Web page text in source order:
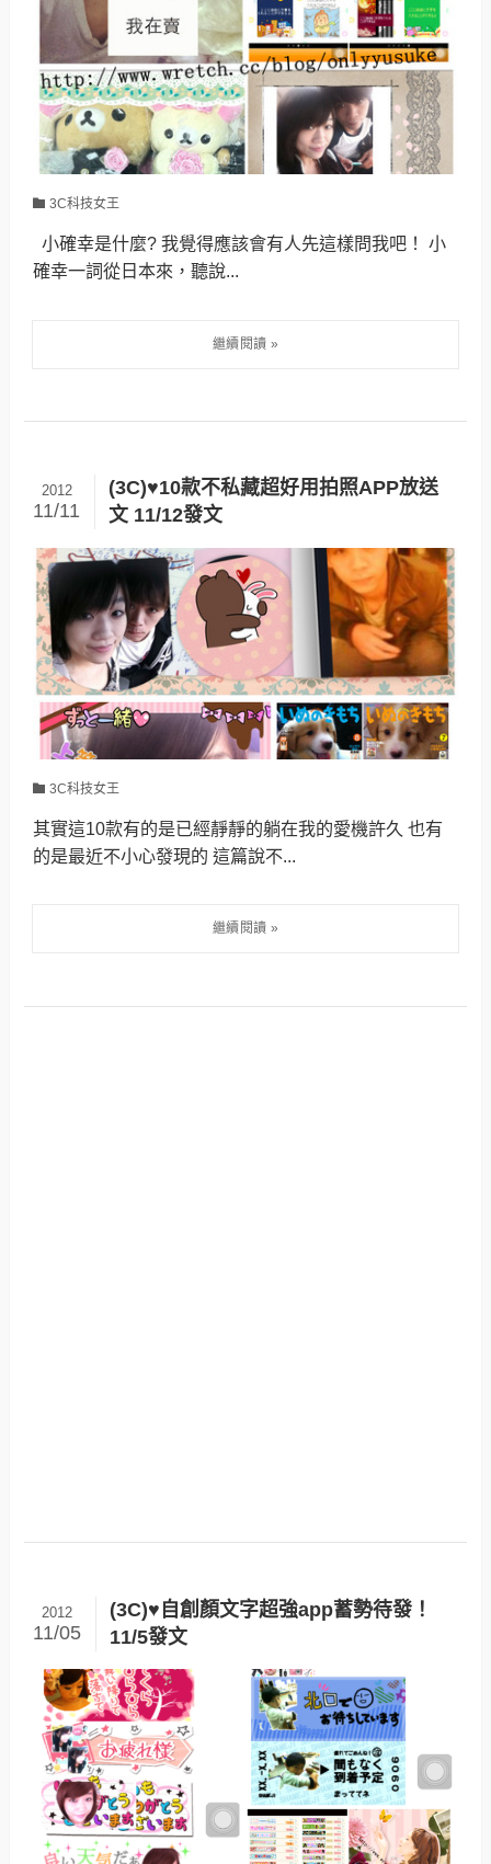
3C科技女王
小確幸是什麼? 我覺得應該會有人先這樣問我吧！ 小
確幸一詞從日本來，聽說...
(3C)♥10款不私藏超好用拍照APP放送
文 11/12發文
2012
11/11
3C科技女王
其實這10款有的是已經靜靜的躺在我的愛機許久 也有
的是最近不小心發現的 這篇說不...
(3C)♥自創顏文字超強app蓄勢待發！
11/5發文
2012
11/05